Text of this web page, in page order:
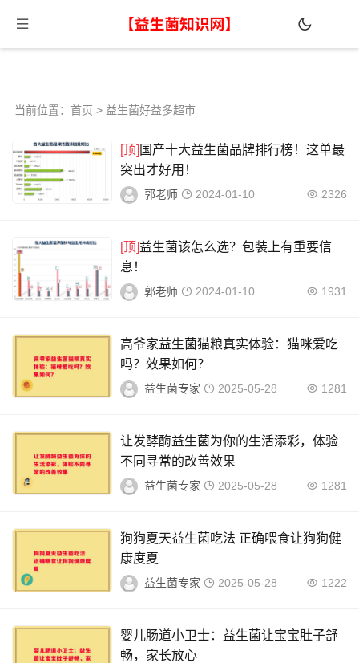
当前位置： 首页 > 益生菌好益多超市
[顶] 国产十大益生菌品牌排行榜！这单最
突出才好用！
郭老师 2024-01-10 2326
[顶]益生菌该怎么选？包装上有重要信
息！
郭老师 2024-01-10 1931
高爷家益生菌猫粮真实体验：猫咪爱吃
吗？效果如何？
益生菌专家 2025-05-28 1281
让发酵酶益生菌为你的生活添彩，体验
不同寻常的改善效果
益生菌专家 2025-05-28 1281
狗狗夏天益生菌吃法 正确喂食让狗狗健
康度夏
益生菌专家 2025-05-28 1222
婴儿肠道小卫士：益生菌让宝宝肚子舒
畅，家长放心